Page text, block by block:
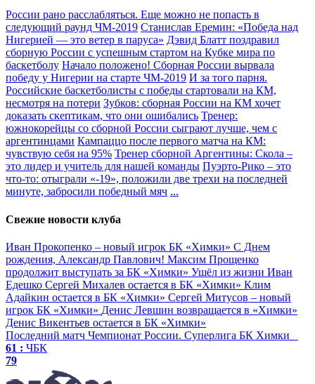
России рано расслабляться. Еще можно не попасть в
следующий раунд ЧМ-2019 Станислав Еремин: «Победа над
Нигерией — это ветер в паруса» Дэвид Блатт поздравил
сборную России с успешным стартом на Кубке мира по
баскетболу Начало положено! Сборная России вырвала
победу у Нигерии на старте ЧМ-2019 И за того парня.
Российские баскетболисты с победы стартовали на КМ,
несмотря на потери Зубков: сборная России на КМ хочет
доказать скептикам, что они ошибались Тренер:
южнокорейцы со сборной России сыграют лучше, чем с
аргентинцами Кампаццо после первого матча на КМ:
чувствую себя на 95% Тренер сборной Аргентины: Скола –
это лидер и учитель для нашей команды Пуэрто-Рико – это
что-то: отыграли «-19», положили две трехи на последней
минуте, забросили победный мяч ...
Свежие новости клуба
Иван Прокопенко – новый игрок БК «Химки» С Днем
рождения, Александр Павлович! Максим Прощенко
продолжит выступать за БК «Химки» Ушёл из жизни Иван
Едешко Сергей Михалев остается в БК «Химки» Клим
Адайкин остается в БК «Химки» Сергей Митусов – новый
игрок БК «Химки» Денис Левшин возвращается в «Химки»
Денис Викентьев остается в БК «Химки»
Последний матч Чемпионат России. Суперлига БК Химки
61 : ЧБК
79